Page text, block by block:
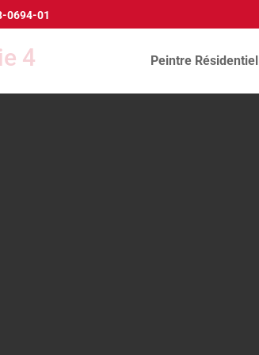
Peintre Résidentiel
4